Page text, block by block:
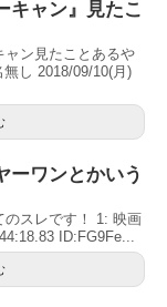
キャン』見たこ
ャン見たことあるや
し 2018/09/10(月)
ーワンとかいう
のスレです！ 1: 映画
ID:FG9Fe...